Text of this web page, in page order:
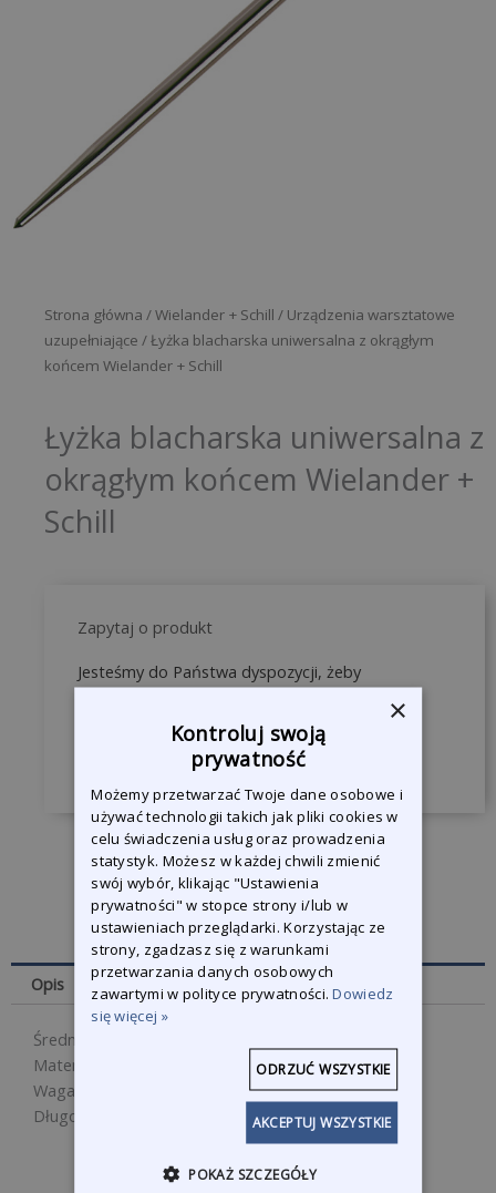
Strona główna /Wielander + Schill / Urządzenia warsztatowe
uzupełniające / Łyżka blacharska uniwersalna z okrągłym
końcem Wielander + Schill
Łyżka blacharska uniwersalna z
okrągłym końcem Wielander +
Schill
Zapytaj o produkt
Jesteśmy do Państwa dyspozycji, żeby
Skontaktuj się z nami
Opis
Średnica Ø: 14 mm
Materiał: stal
Waga netto: 0,500 kg
Długość x Szerokość x Wysokość: 400 mm
×
Kontroluj swoją
prywatność
Możemy przetwarzać Twoje dane osobowe i
używać technologii takich jak pliki cookies w
celu świadczenia usług oraz prowadzenia
statystyk. Możesz w każdej chwili zmienić
swój wybór, klikając "Ustawienia
prywatności" w stopce strony i/lub w
ustawieniach przeglądarki. Korzystając ze
strony, zgadzasz się z warunkami
przetwarzania danych osobowych
zawartymi w polityce prywatności.Dowiedz
się więcej »
AKCEPTUJ WSZYSTKIE
ODRZUĆ WSZYSTKIE
POKAŻ SZCZEGÓŁY